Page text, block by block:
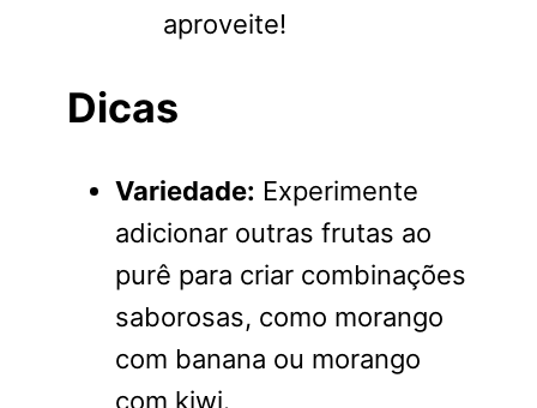
aproveite!
Dicas
Variedade: Experimente
adicionar outras frutas ao
purê para criar combinações
saborosas, como morango
com banana ou morango
com kiwi.